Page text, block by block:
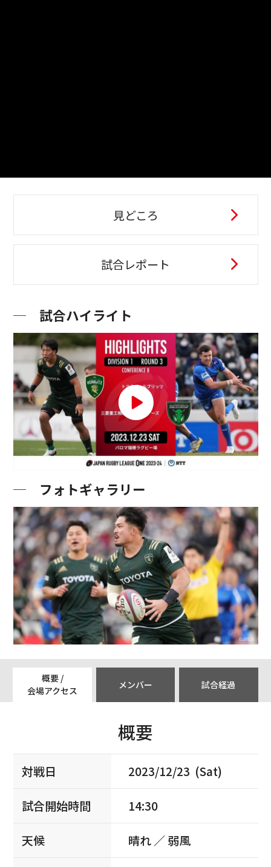
見どころ
試合レポート
試合ハイライト
フォトギャラリー
概要 /
会場アクセス
メンバー 試合経過
概要
対戦日 2023/12/23 (Sat)
試合開始時間 14:30
天候 晴れ ／ 弱風